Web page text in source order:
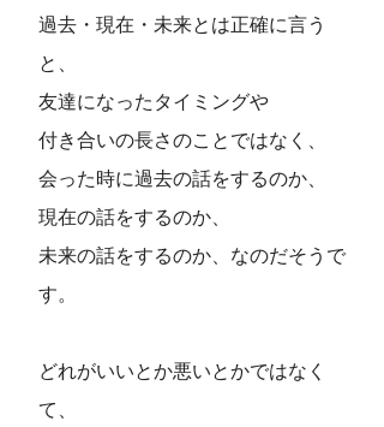
過去・現在・未来とは正確に言う
と、
友達になったタイミングや
付き合いの長さのことではなく、
会った時に過去の話をするのか、
現在の話をするのか、
未来の話をするのか、なのだそうで
す。
どれがいいとか悪いとかではなく
て、